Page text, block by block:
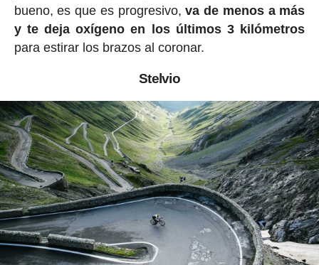
bueno, es que es progresivo,va de menos a más
y te deja oxígeno en los últimos 3 kilómetros
para estirar los brazos al coronar.
Stelvio